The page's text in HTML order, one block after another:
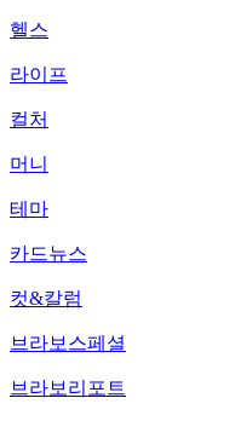
헬스
라이프
컬처
머니
테마
카드뉴스
컷&칼럼
브라보스페셜
브라보리포트